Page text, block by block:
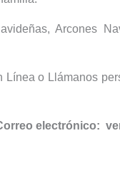
Arcones
Línea o Llámanos
electrónico: